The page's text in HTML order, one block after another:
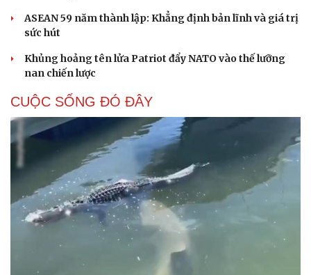
ASEAN 59 năm thành lập: Khẳng định bản lĩnh và giá trị
sức hút
Khủng hoảng tên lửa Patriot đẩy NATO vào thế lưỡng
nan chiến lược
CUỘC SỐNG ĐÓ ĐÂY